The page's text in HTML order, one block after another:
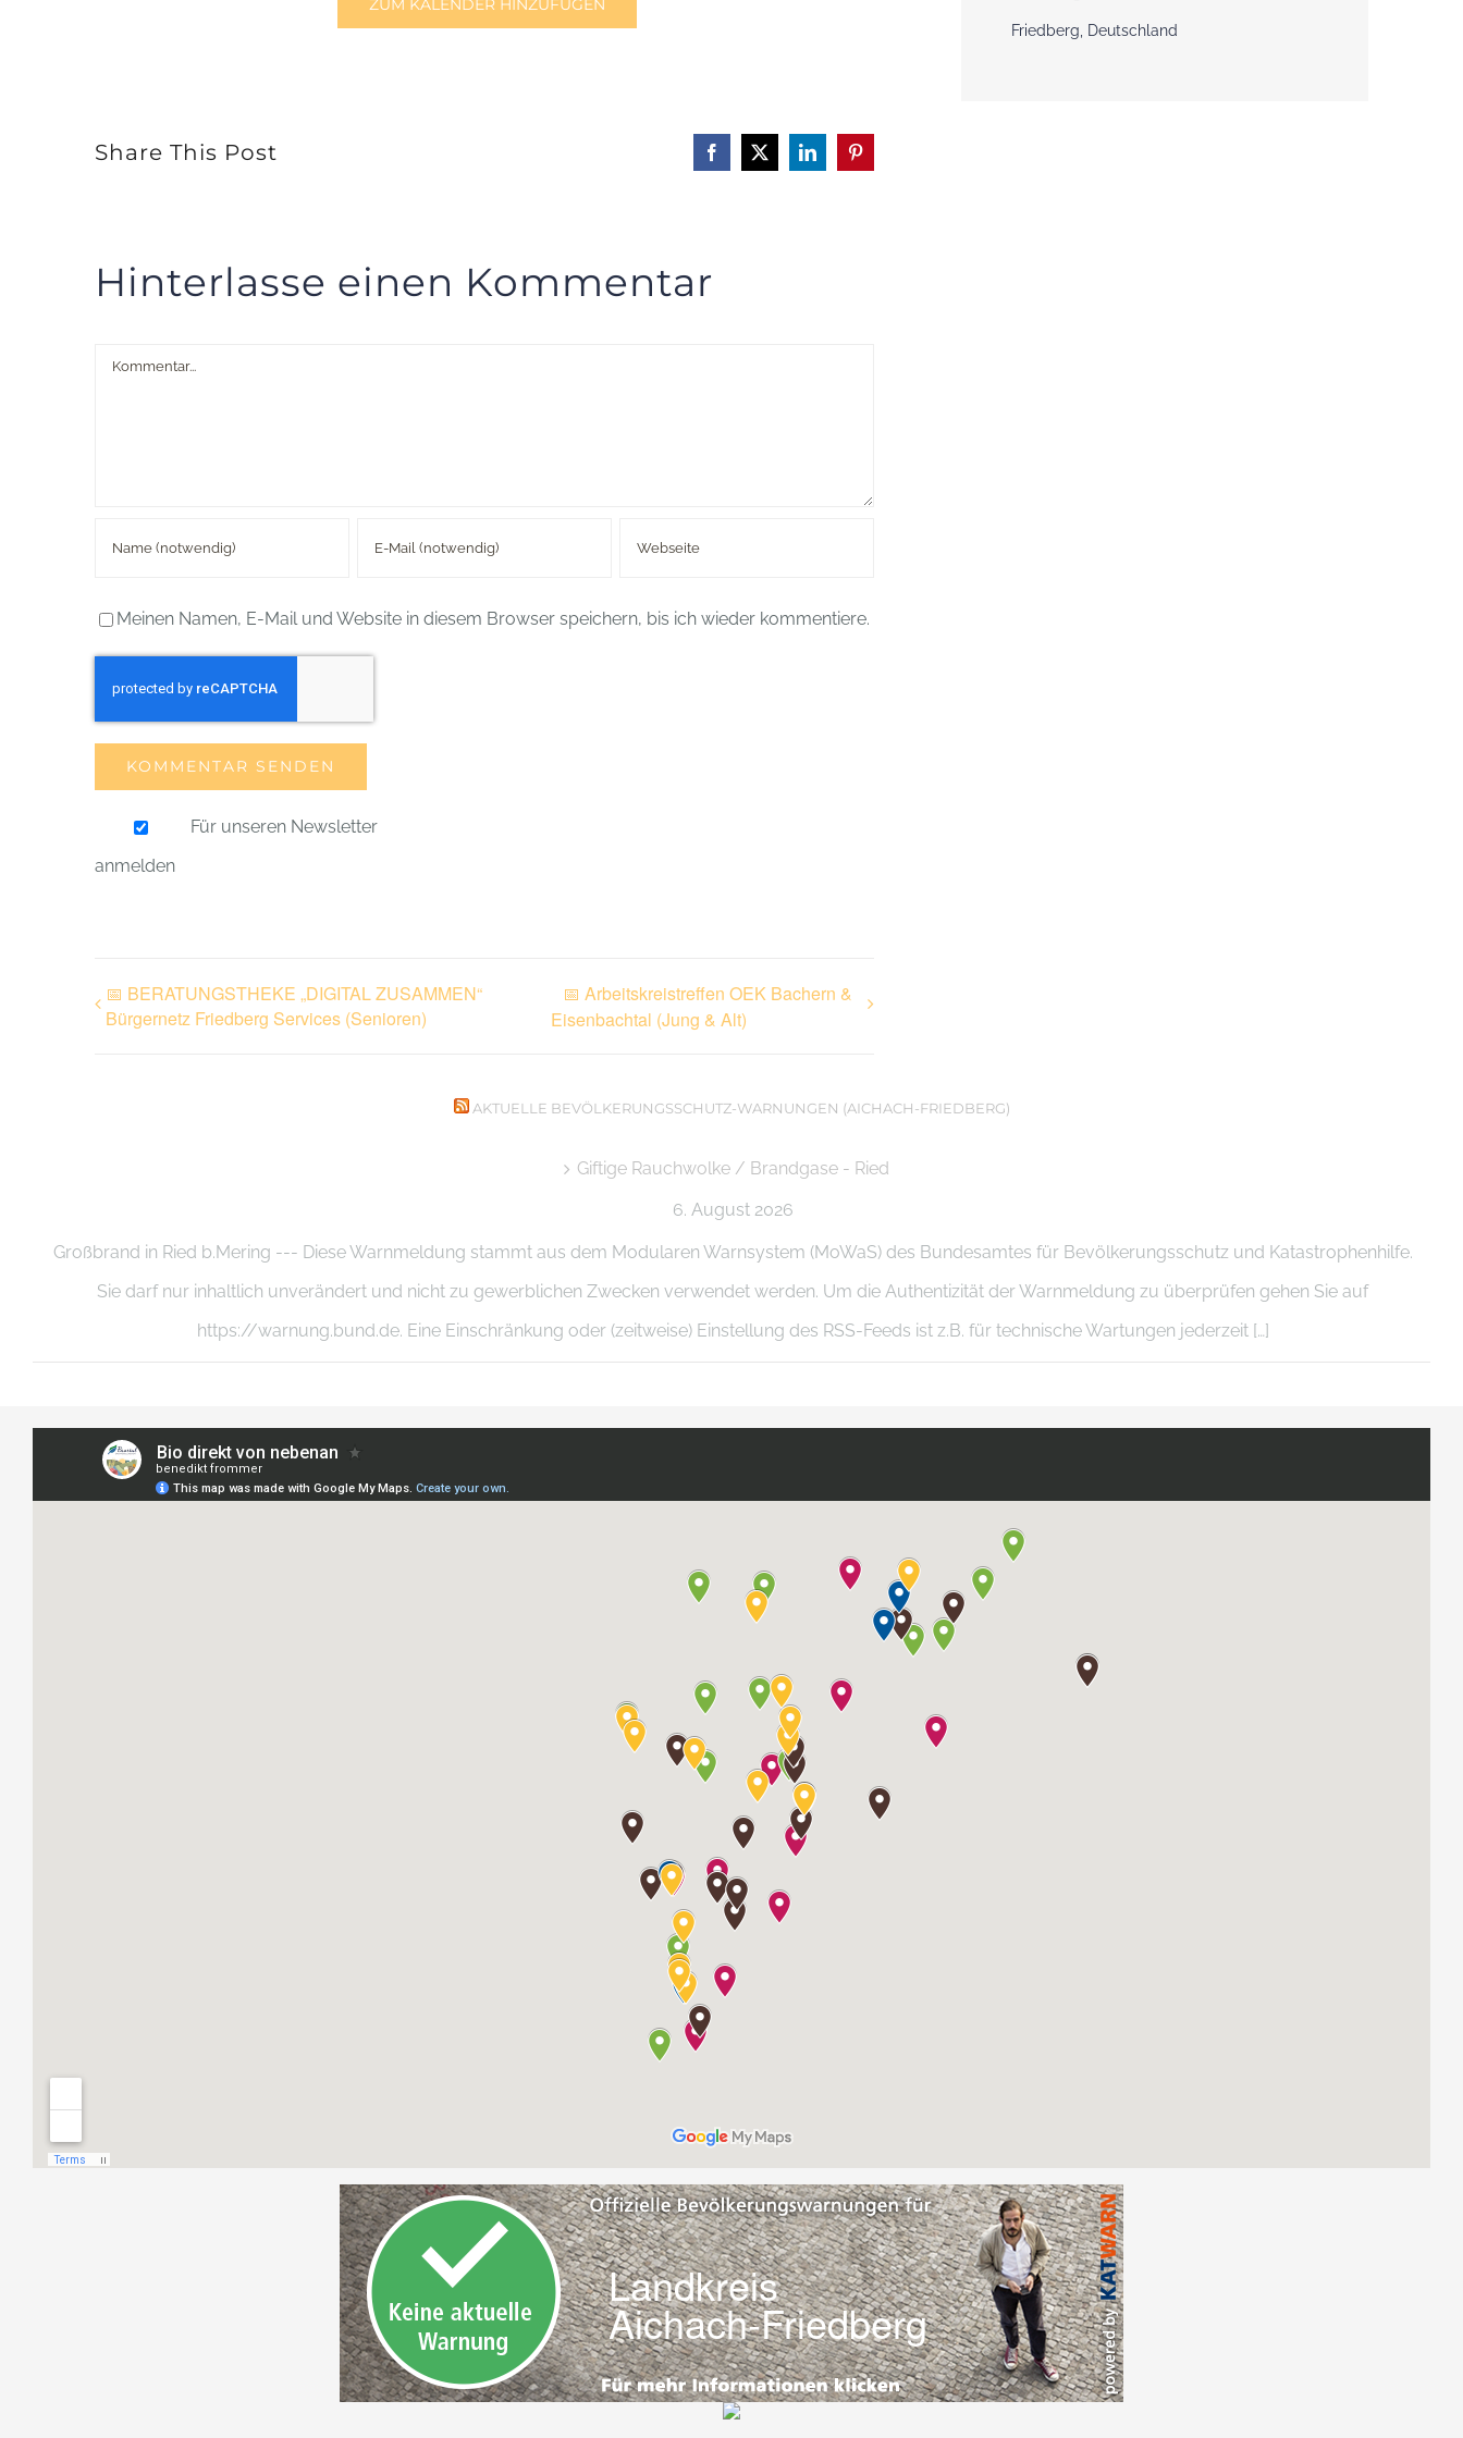
ZUM KALENDER HINZUFÜGEN
Share This Post Facebook
X LinkedInPinterest
Hinterlasse einen Kommentar
Kommentar
Meinen Namen, E-Mail und Website in diesem Browser speichern, bis ich wieder kommentiere.
Für unseren Newsletter
anmelden
📅 BERATUNGSTHEKE „DIGITAL ZUSAMMEN“
Bürgernetz Friedberg Services (Senioren)
📅 Arbeitskreistreffen OEK Bachern &
Eisenbachtal (Jung & Alt)
Friedberg, Deutschland
AKTUELLE BEVÖLKERUNGSSCHUTZ-WARNUNGEN (AICHACH-FRIEDBERG)
Giftige Rauchwolke / Brandgase - Ried
6. August 2026
Großbrand in Ried b.Mering --- Diese Warnmeldung stammt aus dem Modularen Warnsystem (MoWaS) des Bundesamtes für Bevölkerungsschutz und Katastrophenhilfe.
Sie darf nur inhaltlich unverändert und nicht zu gewerblichen Zwecken verwendet werden. Um die Authentizität der Warnmeldung zu überprüfen gehen Sie auf
https://warnung.bund.de. Eine Einschränkung oder (zeitweise) Einstellung des RSS-Feeds ist z.B. für technische Wartungen jederzeit […]